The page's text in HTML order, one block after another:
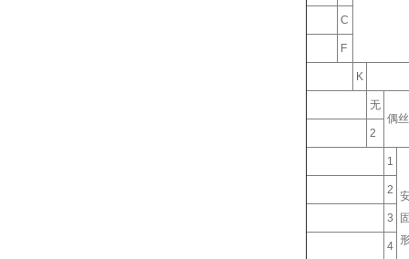
C
F
K
无
偶
2
1
2
3
4